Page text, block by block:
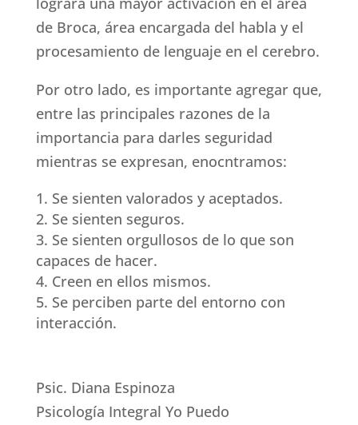
de Broca, área encargada del habla y el
procesamiento de lenguaje en el cerebro.
Por otro lado, es importante agregar que,
entre las principales razones de la
importancia para darles seguridad
mientras se expresan, enocntramos:
Se sienten valorados y aceptados.
Se sienten seguros.
Se sienten orgullosos de lo que son
capaces de hacer.
Creen en ellos mismos.
Se perciben parte del entorno con
interacción.
Psic. Diana Espinoza
Psicología Integral Yo Puedo